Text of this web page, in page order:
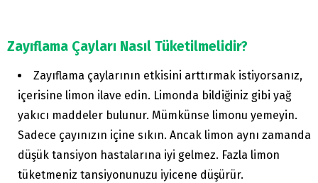
Zayıflama Çayları Nasıl Tüketilmelidir?
Zayıflama çaylarının etkisini arttırmak istiyorsanız,
içerisine limon ilave edin. Limonda bildiğiniz gibi yağ
yakıcı maddeler bulunur. Mümkünse limonu yemeyin.
Sadece çayınızın içine sıkın. Ancak limon aynı zamanda
düşük tansiyon hastalarına iyi gelmez. Fazla limon
tüketmeniz tansiyonunuzu iyicene düşürür.